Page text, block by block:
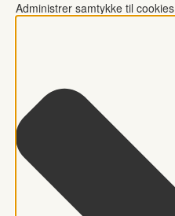
Administrer samtykke til cookies